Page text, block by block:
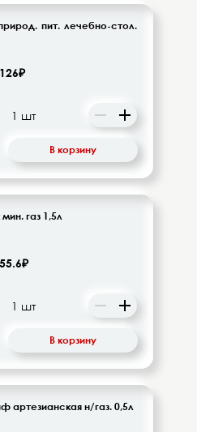
пит. лечебно-стол.
126₽
В корзину
газ 1,5л
55.6₽
В корзину
артезианская н/газ. 0,5л